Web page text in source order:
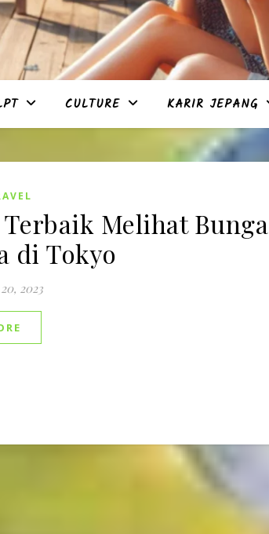
CULTURE KARIR JEPANG
Terbaik Melihat Bunga
di Tokyo
2023